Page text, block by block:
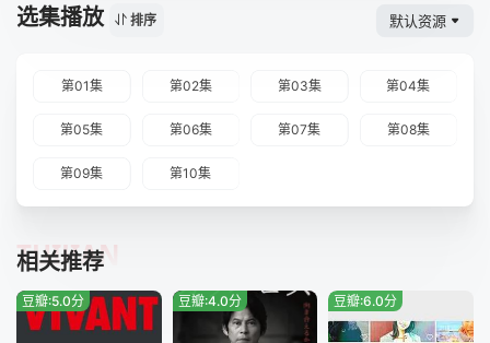
选集播放 排序 默认资源
第01集 第02集 第03集 第04集
第05集 第06集 第07集 第08集
第09集 第10集
相关推荐
TUIJIAN
豆瓣:5.0分 豆瓣:4.0分 豆瓣:6.0分